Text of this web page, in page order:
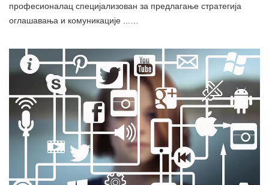
професионалац специјализован за предлагање стратегија
оглашавања и комуникације ...…